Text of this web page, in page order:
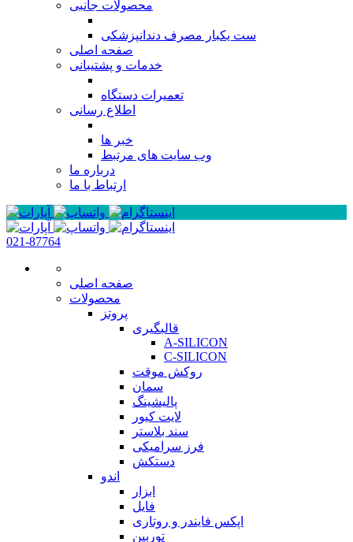
محصولات جانبی
ست یکبار مصرف دندانپزشکی
صفحه اصلی
خدمات و پشتیبانی
تعمیرات دستگاه
اطلاع رسانی
خبر ها
وب سایت های مرتبط
درباره ما
ارتباط با ما
021-87764
صفحه اصلی
محصولات
پروتز
قالبگیری
A-SILICON
C-SILICON
روکش موقت
سمان
پالیشینگ
لایت کیور
سند بلاستر
فرز سرامیکی
دستکش
اندو
ابزار
فایل
اپکس فایندر و روتاری
توربین